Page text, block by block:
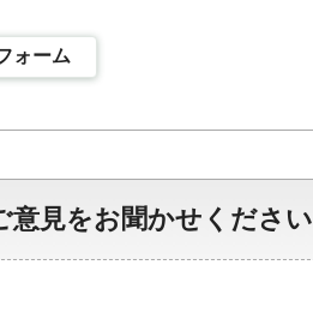
ォーム
見をお聞かせください